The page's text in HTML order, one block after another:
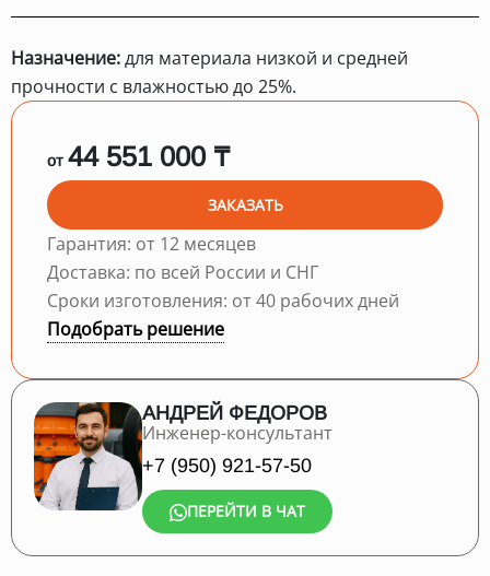
Назначение:для материала низкой и средней
прочности с влажностью до 25%.
от 44 551 000 ₸
ЗАКАЗАТЬ
Гарантия: от 12 месяцев
Доставка: по всей России и СНГ
Сроки изготовления: от 40 рабочих дней
Подобрать решение
АНДРЕЙ ФЕДОРОВ
Инженер-консультант
+7 (950) 921-57-50
ПЕРЕЙТИ В ЧАТ